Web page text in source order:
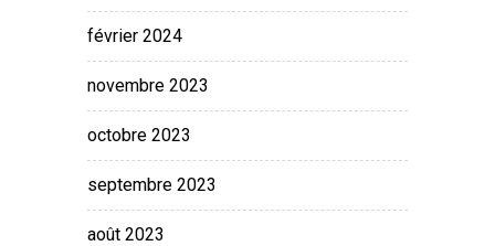
février 2024
novembre 2023
octobre 2023
septembre 2023
août 2023